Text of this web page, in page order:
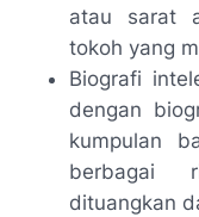
atau sarat
tokoh yang
Biografi
dengan
kumpulan
berbagai
dituangkan